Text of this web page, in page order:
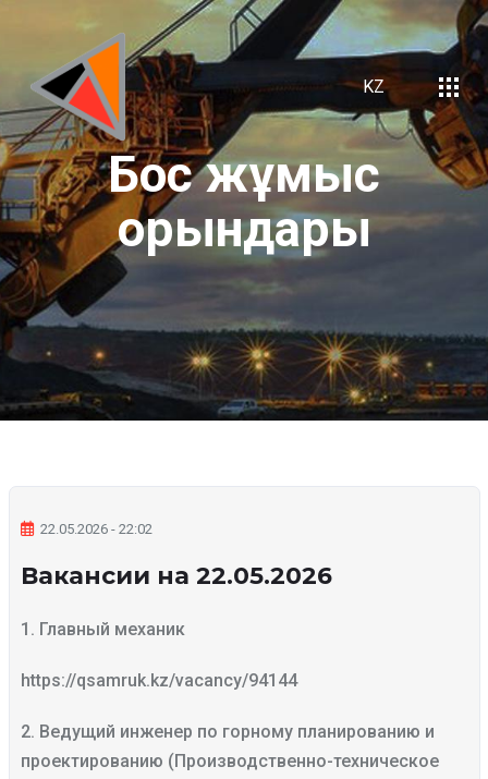
KZ
Бос жұмыс
орындары
22.05.2026 - 22:02
Вакансии на 22.05.2026
1. Главный механик
https://qsamruk.kz/vacancy/94144
2. Ведущий инженер по горному планированию и
проектированию (Производственно-техническое